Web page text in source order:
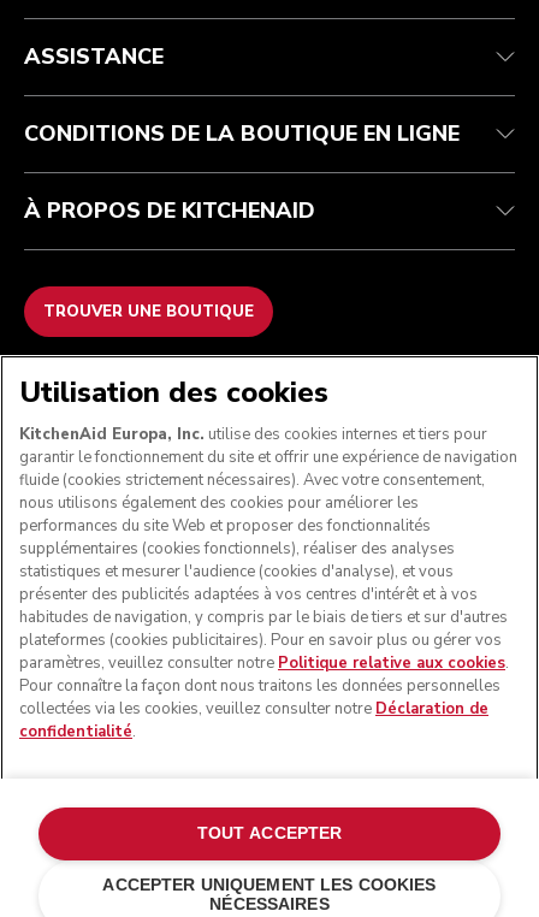
Service après-vente
Garantie et documents
Contactez-nous
Conditions générales de vente
Retours et remboursements
Imprint
ODR
La marque
Trouver une boutique
ASSISTANCE
CONDITIONS DE LA BOUTIQUE EN LIGNE
À PROPOS DE KITCHENAID
TROUVER UNE BOUTIQUE
NOUS ACCEPTONS
SUIVEZ-NOUS
forme du robot pâtissier multifonction sont des marques
commerciales aux États-Unis et ailleurs.
Gérer mes cookies
Politique de confidentialité
Politique en matière de cookies
Utilisation des cookies
KitchenAid Europa, Inc. utilise des cookies internes et tiers pour
garantir le fonctionnement du site et offrir une expérience de navigation
fluide (cookies strictement nécessaires). Avec votre consentement,
nous utilisons également des cookies pour améliorer les
performances du site Web et proposer des fonctionnalités
supplémentaires (cookies fonctionnels), réaliser des analyses
statistiques et mesurer l'audience (cookies d'analyse), et vous
présenter des publicités adaptées à vos centres d'intérêt et à vos
habitudes de navigation, y compris par le biais de tiers et sur d'autres
plateformes (cookies publicitaires). Pour en savoir plus ou gérer vos
paramètres, veuillez consulter notre Politique relative aux cookies.
Pour connaître la façon dont nous traitons les données personnelles
collectées via les cookies, veuillez consulter notre Déclaration de
confidentialité.
ACCEPTER UNIQUEMENT LES COOKIES
NÉCESSAIRES
TOUT ACCEPTER